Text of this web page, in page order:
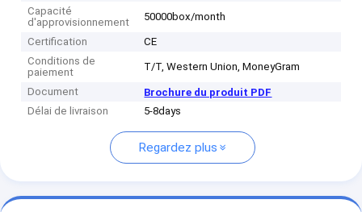
Capacité
d'approvisionnement
50000box/month
Certification
CE
Conditions de
paiement
T/T, Western Union, MoneyGram
Document
Brochure du produit PDF
Délai de livraison
5-8days
Regardez plus